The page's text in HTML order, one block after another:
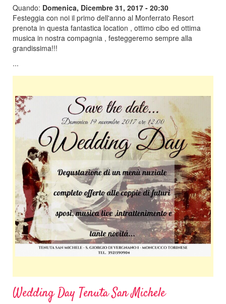
Quando: Domenica, Dicembre 31, 2017 - 20:30
Festeggia con noi il primo dell'anno al Monferrato Resort
prenota in questa fantastica location , ottimo cibo ed ottima
musica in nostra compagnia , festeggeremo sempre alla
grandissima!!!
...
Wedding Day Tenuta San Michele